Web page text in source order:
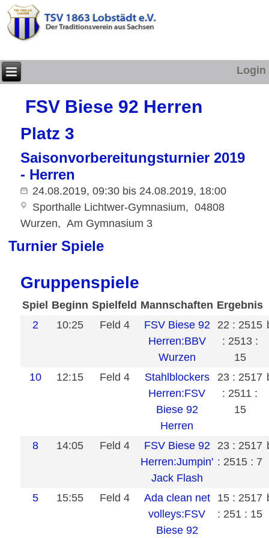
Login
FSV Biese 92 Herren
Platz 3
Saisonvorbereitungsturnier 2019
- Herren
24.08.2019, 09:30 bis 24.08.2019, 18:00
Sporthalle Lichtwer-Gymnasium
04808
Wurzen
Am Gymnasium 3
Turnier Spiele
Gruppenspiele
Spiel Beginn Spielfeld Mannschaften Ergebnis
2
10:25 Feld 4
FSV Biese 92
Herren:BBV
Wurzen
22 : 2515
: 2513 :
15
10 12:15 Feld 4
Stahlblockers
Herren:FSV
Biese 92
Herren
23 : 2517
: 2511 :
15
8 14:05 Feld 4
FSV Biese 92
Herren:Jumpin'
Jack Flash
23 : 2517
: 2515 : 7
5 15:55 Feld 4
Ada clean net
volleys:FSV
Biese 92
15 : 2517
: 251 : 15